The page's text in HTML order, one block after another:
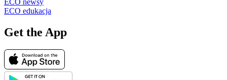
ECO edukacja
Get the App